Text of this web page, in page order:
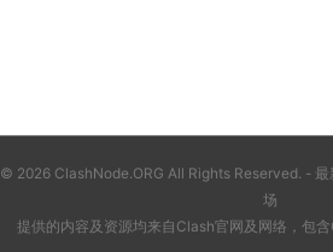
© 2026 ClashNode.ORG All Rights Reserved. -
场
提供的内容及资源均来自Clash官网及网络，包含